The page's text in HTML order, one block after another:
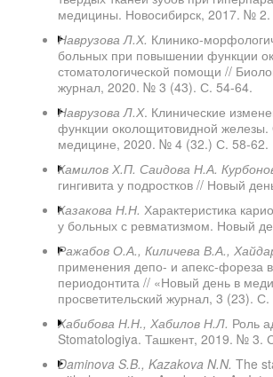
медицины. Новосибирск, 2017. №
Наврузова Л.Х. Клинико-
больных при повышении функции
стоматологической помощи //
журнал, 2020. № 3 (43). С. 54-64.
Наврузова Л.Х. Клинические
функции околощитовидной
медицине, 2020. № 4 (32.) С. 58-62.
Камилов Х.П. Саидова Н.А.
гингивита у подростков // Новый
Казакова Н.Н. Характеристика
у больных с ревматизмом. Новый
Ражабов О.А., Киличева В.А.,
применения депо- и апекс-фореза
периодонтита // «Новый день в
просветительский журнал, 3 (23).
Хабибова Н.Н., Хабилов Н.Л. Роль
Stomatologiya. Ташкент, 2019. № 3.
Daminova S.B., Kazakova N.N. The